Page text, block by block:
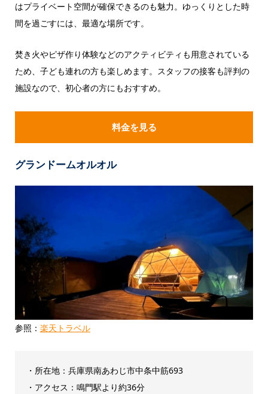
はプライベート空間が確保できるのも魅力。ゆっくりとした時
間を過ごすには、最適な場所です。
焚き火やピザ作り体験などのアクティビティも用意されている
ため、子ども連れの方も楽しめます。スタッフの接客も評判の
施設なので、初心者の方にもおすすめ。
料金を見る
グランドームオルオル
参照： 楽天トラベル
・所在地：兵庫県南あわじ市中条中筋693
・アクセス：鳴門駅より約36分